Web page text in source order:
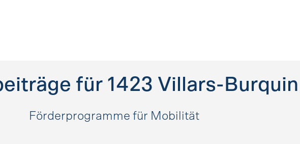
für 1423 Villars-Burquin
Förderprogramme für Mobilität